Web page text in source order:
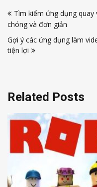
hướng
bài
viết
Tìm kiếm ứng dụng quay
chóng và đơn giản
Gợi ý các ứng dụng làm
tiện lợi
Related Posts